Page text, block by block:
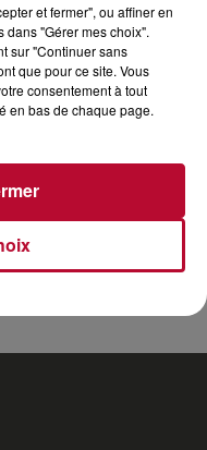
et fermer", ou affiner en
"Gérer mes choix".
sur "Continuer sans
que pour ce site. Vous
consentement à tout
en bas de chaque page.